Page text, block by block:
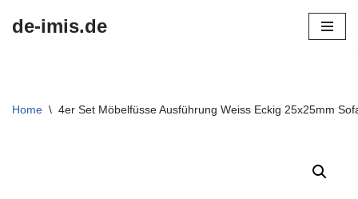
de-imis.de
Home \ 4er Set Möbelfüsse Ausführung Weiss Eckig 25x25mm